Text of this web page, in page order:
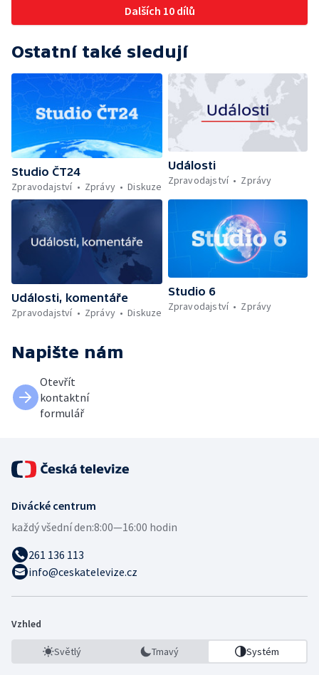
Dalších 10 dílů
Ostatní také sledují
Studio ČT24
Zpravodajství
Zprávy Diskuze
Události
Zpravodajství
Zprávy
Události, komentáře
Zpravodajství
Zprávy Diskuze
Studio 6
Zpravodajství
Zprávy
Napište nám
Otevřít
kontaktní
formulář
Divácké centrum
každý všední den:8:00—16:00 hodin
261 136 113
info@ceskatelevize.cz
Vzhled
Světlý Tmavý Systém